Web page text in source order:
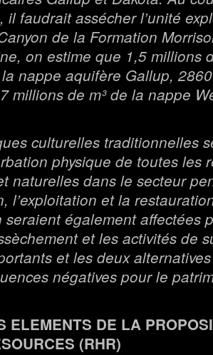
il faudrait assécher l’unité
de la Formation
on estime que 1,5 millions
nappe aquifère Gallup,
millions de m³ de la nappe
culturelles traditionnelles
physique de toutes les
naturelles dans le secteur
l’exploitation et la
également affectées
et les activités de
et les deux
négatives pour le
ELEMENTS DE LA
(RHR)